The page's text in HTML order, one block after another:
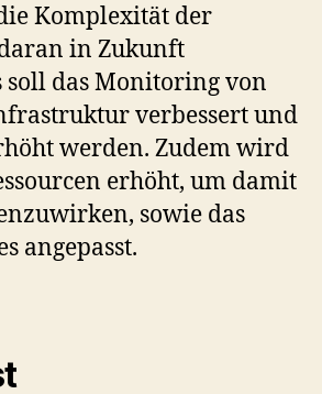
Komplexität der
in Zukunft
soll das Monitoring von
verbessert und
werden. Zudem wird
erhöht, um damit
sowie das
angepasst.